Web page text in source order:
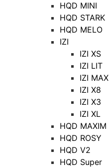
HQD MINI
HQD STARK
HQD MELO
IZI
IZI XS
IZI LIT
IZI MAX
IZI X8
IZI X3
IZI XL
HQD MAXIM
HQD ROSY
HQD V2
HQD Super